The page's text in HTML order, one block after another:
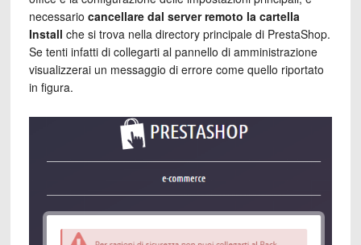
necessario cancellare dal server remoto la cartella
Install che si trova nella directory principale di PrestaShop.
Se tenti infatti di collegarti al pannello di amministrazione
visualizzerai un messaggio di errore come quello riportato
in figura.